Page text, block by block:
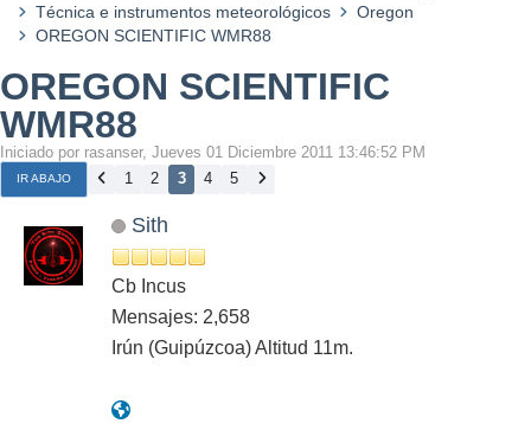
Técnica e instrumentos meteorológicos
Oregon
OREGON SCIENTIFIC WMR88
OREGON SCIENTIFIC
WMR88
Iniciado por rasanser, Jueves 01 Diciembre 2011 13:46:52 PM
IR ABAJO 1 2 3 4 5
Sith
Cb Incus
Mensajes: 2,658
Irún (Guipúzcoa) Altitud 11m.